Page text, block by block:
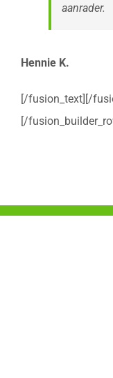
aanrader.
Hennie K.
[/fusion_text][/
[/